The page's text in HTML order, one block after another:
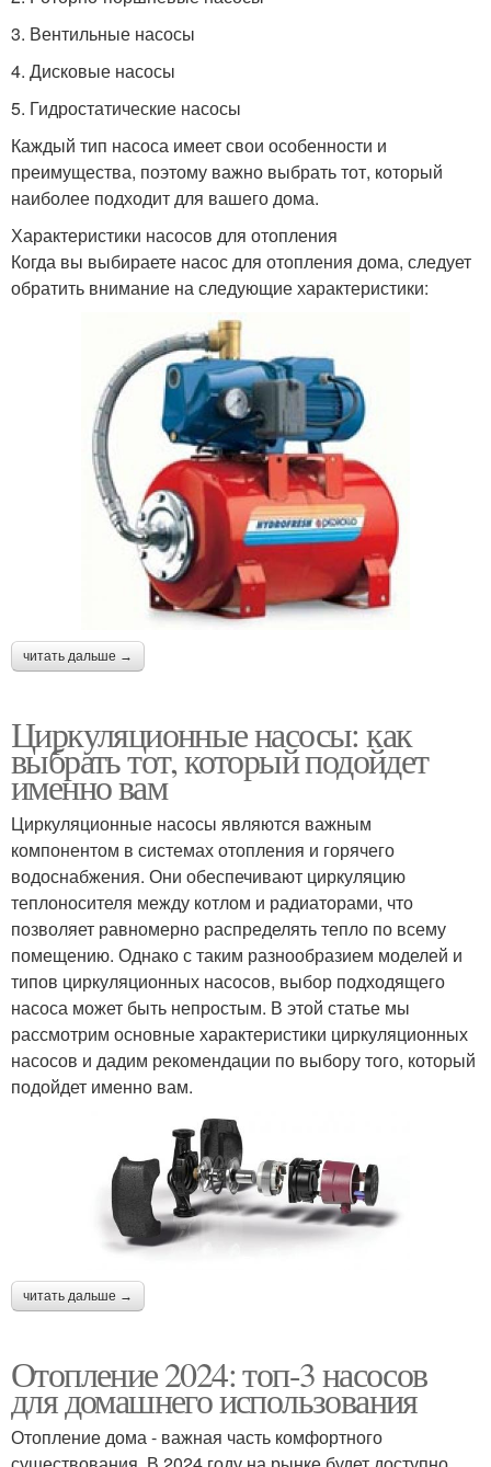
3. Вентильные насосы
4. Дисковые насосы
5. Гидростатические насосы
Каждый тип насоса имеет свои особенности и
преимущества, поэтому важно выбрать тот, который
наиболее подходит для вашего дома.
Характеристики насосов для отопления
Когда вы выбираете насос для отопления дома, следует
обратить внимание на следующие характеристики:
читать дальше →
Циркуляционные насосы: как
выбрать тот, который подойдет
именно вам
Циркуляционные насосы являются важным
компонентом в системах отопления и горячего
водоснабжения. Они обеспечивают циркуляцию
теплоносителя между котлом и радиаторами, что
позволяет равномерно распределять тепло по всему
помещению. Однако с таким разнообразием моделей и
типов циркуляционных насосов, выбор подходящего
насоса может быть непростым. В этой статье мы
рассмотрим основные характеристики циркуляционных
насосов и дадим рекомендации по выбору того, который
подойдет именно вам.
читать дальше →
Отопление 2024: топ-3 насосов
для домашнего использования
Отопление дома - важная часть комфортного